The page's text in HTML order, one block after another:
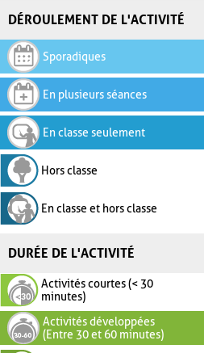
DÉROULEMENT DE L'ACTIVITÉ
Sporadiques
En plusieurs séances
En classe seulement
Hors classe
En classe et hors classe
DURÉE DE L'ACTIVITÉ
Activités courtes (< 30
minutes)
Activités développées
(Entre 30 et 60 minutes)